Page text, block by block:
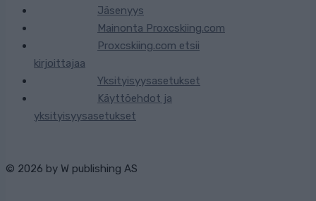
Jäsenyys
Mainonta Proxcskiing.com
Proxcskiing.com etsii
kirjoittajaa
Yksityisyysasetukset
Käyttöehdot ja
yksityisyysasetukset
© 2026 by W publishing AS